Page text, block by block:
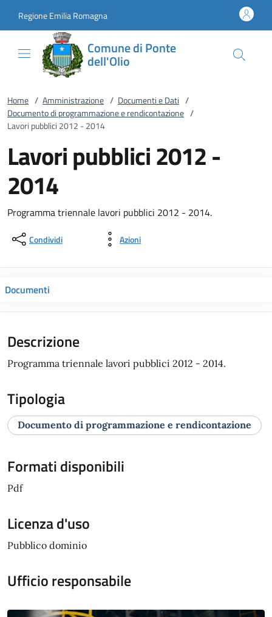
Regione Emilia Romagna
Comune di Ponte
dell'Olio
Home / Amministrazione / Documenti e Dati /
Documento di programmazione e rendicontazione /
Lavori pubblici 2012 - 2014
Lavori pubblici 2012 -
2014
Programma triennale lavori pubblici 2012 - 2014.
Condividi Azioni
Documenti
Descrizione
Programma triennale lavori pubblici 2012 - 2014.
Tipologia
Documento di programmazione e rendicontazione
Formati disponibili
Pdf
Licenza d'uso
Pubblico dominio
Ufficio responsabile